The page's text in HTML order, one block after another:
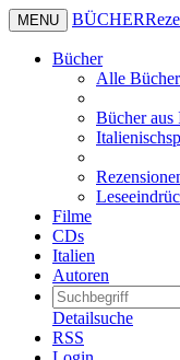
MENU BÜCHER
Bücher
Alle
Bücher aus
Filme
CDs
Italien
Autoren
Detailsuche
RSS